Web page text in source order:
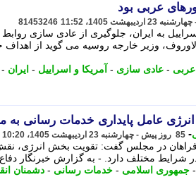
عربی بود
81453246
به ایران، جلوگیری از عادی سازی روابط
وزیر خارجه روسیه می گوید از اهداف
- عادی سازی - آمریکا و اسراییل - ایران -
عامل پایداری خدمات رسانی
- 85 روز پیش - چهارشنبه 23 اردیبهشت 1405، 10:20
فراهان در مجلس گفت: تقویت بخش انرژی،
شرایط مختلف دارد. - به گزارش خبرنگار
- جمهوری اسلامی - خدمات رسانی - دشمنان